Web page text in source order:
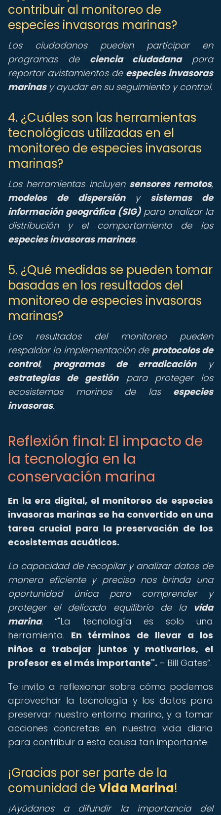
contribuir al monitoreo de
especies invasoras marinas?
Los ciudadanos pueden participar en
programas de ciencia ciudadanapara
reportar avistamientos de especies invasoras
marinasy ayudar en su seguimiento y control.
4. ¿Cuáles son las herramientas
tecnológicas utilizadas en el
monitoreo de especies invasoras
marinas?
Las herramientas incluyen sensores remotos,
modelos de dispersióny sistemas de
información geográfica (SIG)para analizar la
distribución y el comportamiento de las
especies invasoras marinas.
5. ¿Qué medidas se pueden tomar
basadas en los resultados del
monitoreo de especies invasoras
marinas?
Los resultados del monitoreo pueden
respaldar la implementación de protocolos de
control, programas de erradicacióny
estrategias de gestiónpara proteger los
ecosistemas marinos de las especies
invasoras.
Reflexión final: El impacto de
la tecnología en la
conservación marina
En la era digital, el monitoreo de especies
invasoras marinas se ha convertido en una
tarea crucial para la preservación de los
ecosistemas acuáticos.
La capacidad de recopilar y analizar datos de
manera eficiente y precisa nos brinda una
oportunidad única para comprender y
proteger el delicado equilibrio de la vida
marina.
"La tecnología es solo una
herramienta. En términos de llevar a los
niños a trabajar juntos y motivarlos, el
profesor es el más importante". - Bill Gates .
Te invito a reflexionar sobre cómo podemos
aprovechar la tecnología y los datos para
preservar nuestro entorno marino, y a tomar
acciones concretas en nuestra vida diaria
para contribuir a esta causa tan importante.
¡Gracias por ser parte de la
comunidad de Vida Marina!
¡Ayúdanos a difundir la importancia del